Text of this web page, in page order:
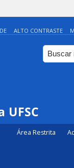
ALTO CONTRASTE
UFSC
Área Restrita